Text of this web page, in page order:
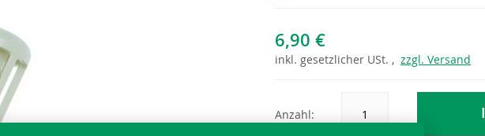
6,90 €
inkl. gesetzlicher USt. , zzgl. Versand
Anzahl: